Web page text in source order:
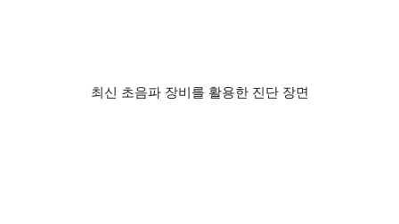
최신 초음파 장비를 활용한 진단 장면